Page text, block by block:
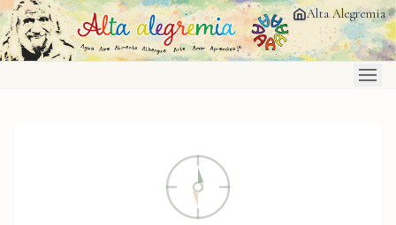
Saltar al contenido principal Alta Alegremia